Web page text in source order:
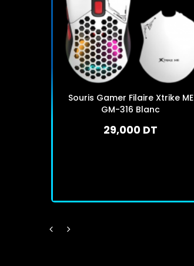
Souris Gamer Filaire Xtrike ME
GM-316 Blanc
29,000 DT